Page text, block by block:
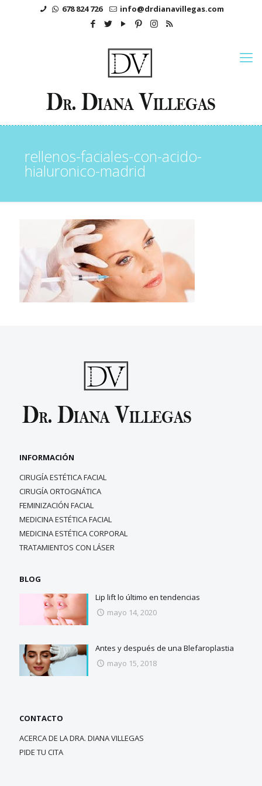
678 824 726 info@drdianavillegas.com
rellenos-faciales-con-acido-
hialuronico-madrid
INFORMACIÓN
CIRUGÍA ESTÉTICA FACIAL
CIRUGÍA ORTOGNÁTICA
FEMINIZACIÓN FACIAL
MEDICINA ESTÉTICA FACIAL
MEDICINA ESTÉTICA CORPORAL
TRATAMIENTOS CON LÁSER
BLOG
Lip lift lo último en tendencias
mayo 14, 2020
Antes y después de una Blefaroplastia
mayo 15, 2018
CONTACTO
ACERCA DE LA DRA. DIANA VILLEGAS
PIDE TU CITA